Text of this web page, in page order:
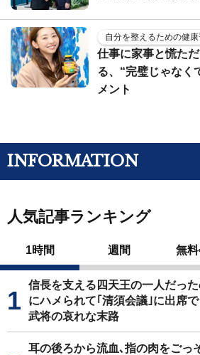
自分を整えるための健
仕事に家事と慌た
る、“完璧じゃなく
メント
INFORMATION
人気記事ランキング
1時間 週間 無
信長を支える四天王の一人だっ
にハメられて｢清須会議｣に出席
武将の哀れな末路
耳の後ろから流血､指の肉をごっ